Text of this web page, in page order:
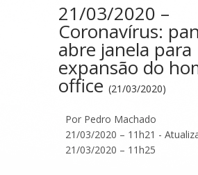
21/03/2020 –
Coronavírus:
abre janela para
expansão do
office (21/03/2020)
Por Pedro Machado
21/03/2020 – 11h21 -
21/03/2020 – 11h25